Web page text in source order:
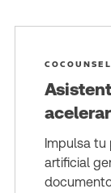
COCOUNSEL
Impulsa
artificial